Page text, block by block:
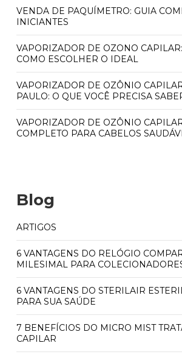
VENDA DE PAQUÍMETRO: GUIA COMPLETO PARA
INICIANTES
VAPORIZADOR DE OZONO CAPILAR: BENEFÍCIOS E
COMO ESCOLHER O IDEAL
VAPORIZADOR DE OZÔNIO CAPILAR EM SÃO
PAULO: O QUE VOCÊ PRECISA
VAPORIZADOR DE OZÔNIO CAPILAR: GUIA
COMPLETO PARA CABELOS
Blog
ARTIGOS
6 VANTAGENS DO RELÓGIO COMPARADOR
MILESIMAL PARA
6 VANTAGENS DO STERILAIR ESTERILIZADOR DE AR
PARA SUA SAÚDE
7 BENEFÍCIOS DO MICRO MIST TRATAMENTO
CAPILAR